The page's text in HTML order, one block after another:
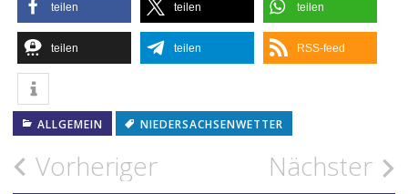
teilen teilen teilen
teilen teilen RSS-feed
ALLGEMEIN NIEDERSACHSENWETTER
Beitragsnavigation
Vorheriger Nächster